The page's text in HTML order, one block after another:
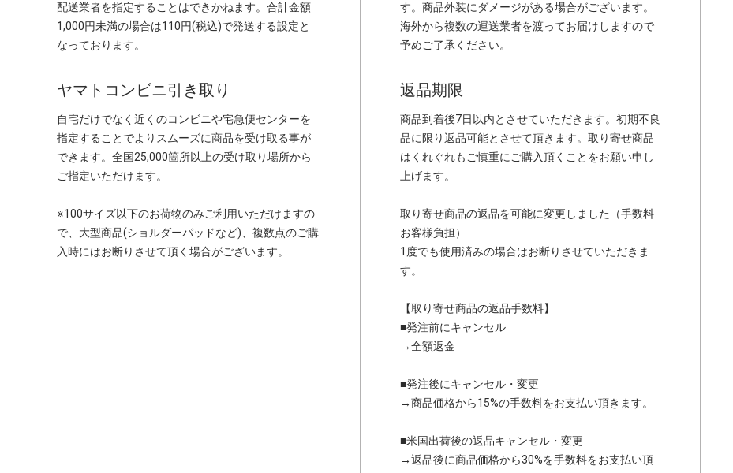
配送業者を指定することはできかねます。合計金額
1,000円未満の場合は110円(税込)で発送する設定と
なっております。
ヤマトコンビニ引き取り
自宅だけでなく近くのコンビニや宅急便センターを
指定することでよりスムーズに商品を受け取る事が
できます。全国25,000箇所以上の受け取り場所から
ご指定いただけます。
※100サイズ以下のお荷物のみご利用いただけますの
で、大型商品(ショルダーパッドなど)、複数点のご購
入時にはお断りさせて頂く場合がございます。
す。商品外装にダメージがある場合がございます。
海外から複数の運送業者を渡ってお届けしますので
予めご了承ください。
返品期限
商品到着後7日以内とさせていただきます。初期不良
品に限り返品可能とさせて頂きます。取り寄せ商品
はくれぐれもご慎重にご購入頂くことをお願い申し
上げます。
取り寄せ商品の返品を可能に変更しました（手数料
お客様負担）
1度でも使用済みの場合はお断りさせていただきま
す。
【取り寄せ商品の返品手数料】
■発注前にキャンセル
→全額返金
■発注後にキャンセル・変更
→商品価格から15%の手数料をお支払い頂きます。
■米国出荷後の返品キャンセル・変更
→返品後に商品価格から30%を手数料をお支払い頂